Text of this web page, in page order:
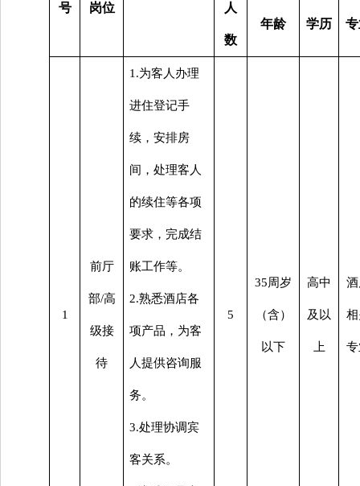
号 岗位 人
数
年龄 学历
1
前厅
部/高
级接
待
1.为客人办理
进住登记手
续，安排房
间，处理客人
的续住等各项
要求，完成结
账工作等。
2.熟悉酒店各
项产品，为客
人提供咨询服
务。
3.处理协调宾
客关系。
5
35周岁
（含）
以下
高中
及以
上